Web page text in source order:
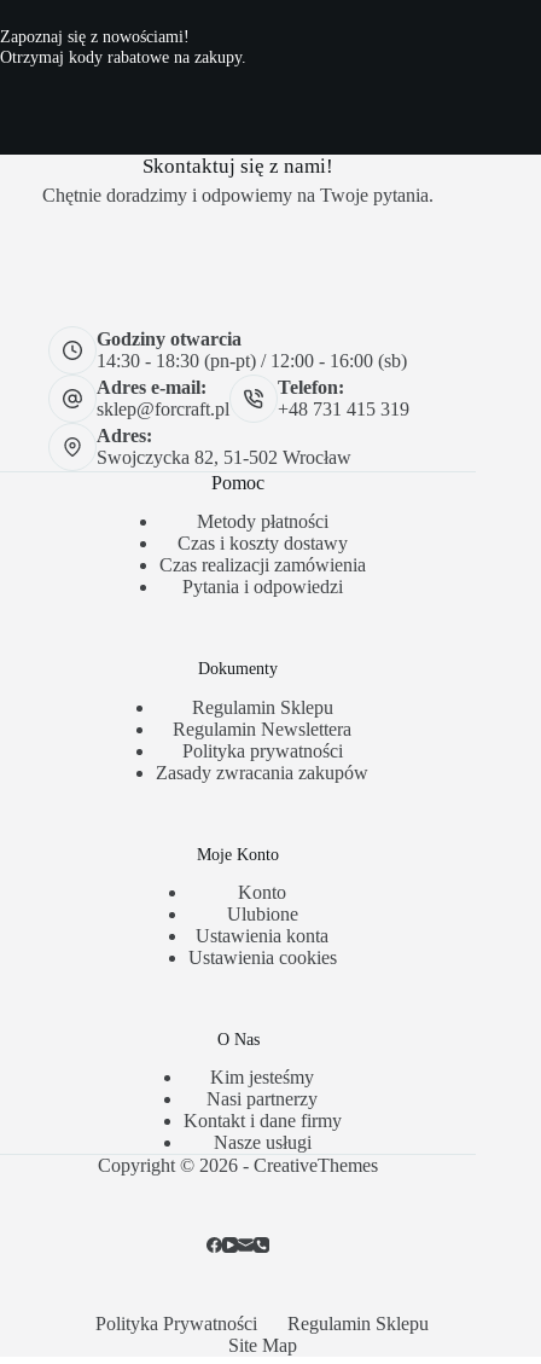
Zapoznaj się z nowościami!
Otrzymaj kody rabatowe na zakupy.
Skontaktuj się z nami!
Chętnie doradzimy i odpowiemy na Twoje pytania.
Godziny otwarcia
14:30 - 18:30 (pn-pt) / 12:00 - 16:00 (sb)
Adres e-mail:
sklep@forcraft.pl
Telefon:
+48 731 415 319
Adres:
Swojczycka 82, 51-502 Wrocław
Pomoc
Metody płatności
Czas i koszty dostawy
Czas realizacji zamówienia
Pytania i odpowiedzi
Dokumenty
Regulamin Sklepu
Regulamin Newslettera
Polityka prywatności
Zasady zwracania zakupów
Moje Konto
Konto
Ulubione
Ustawienia konta
Ustawienia cookies
O Nas
Kim jesteśmy
Nasi partnerzy
Kontakt i dane firmy
Nasze usługi
Copyright © 2026 -CreativeThemes
Polityka Prywatności
Regulamin Sklepu
Site Map